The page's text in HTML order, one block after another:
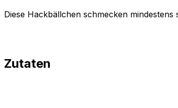
Diese Hackbällchen schmecken
Zutaten